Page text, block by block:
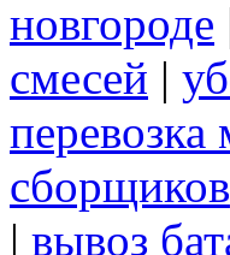
новгороде
смесей |
перевозка
сборщиков
| вывоз